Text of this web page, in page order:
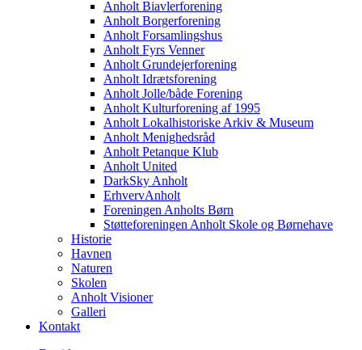
Anholt Biavlerforening
Anholt Borgerforening
Anholt Forsamlingshus
Anholt Fyrs Venner
Anholt Grundejerforening
Anholt Idrætsforening
Anholt Jolle/både Forening
Anholt Kulturforening af 1995
Anholt Lokalhistoriske Arkiv & Museum
Anholt Menighedsråd
Anholt Petanque Klub
Anholt United
DarkSky Anholt
ErhvervAnholt
Foreningen Anholts Børn
Støtteforeningen Anholt Skole og Børnehave
Historie
Havnen
Naturen
Skolen
Anholt Visioner
Galleri
Kontakt